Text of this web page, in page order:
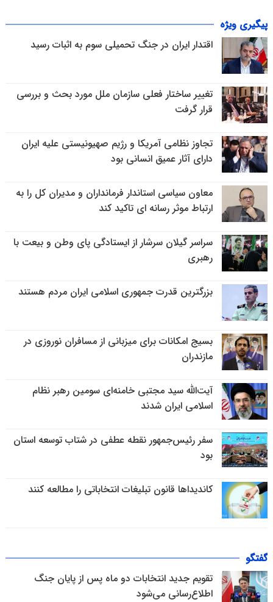
پیگیری ویژه
اقتدار ایران در جنگ تحمیلی سوم به اثبات رسید
تغییر ساختار فعلی سازمان ملل مورد بحث و بررسی
قرار گرفت
تجاوز نظامی آمریکا و رژیم صهیونیستی علیه ایران
دارای آثار عمیق انسانی بود
معاون سیاسی استاندار فرمانداران و مدیران کل را به
ارتباط موثر رسانه ای تاکید کند
سراسر گیلان سرشار از ایستادگی پای وطن و بیعت با
رهبری
بزرگترین قدرت جمهوری اسلامی ایران مردم هستند
بسیج امکانات برای میزبانی از مسافران نوروزی در
مازندران
آیت‌الله سید مجتبی خامنه‌ای سومین رهبر نظام
اسلامی ایران شدند
سفر رئیس‌جمهور نقطه عطفی در شتاب توسعه استان
بود
کاندیداها قانون تبلیغات انتخاباتی را مطالعه کنند
گفتگو
تقویم جدید انتخابات دو ماه پس از پایان جنگ
اطلاع‌رسانی می‌شود